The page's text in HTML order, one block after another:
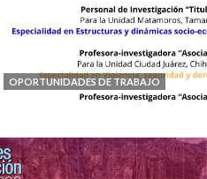
OPORTUNIDADES DE TRABAJO